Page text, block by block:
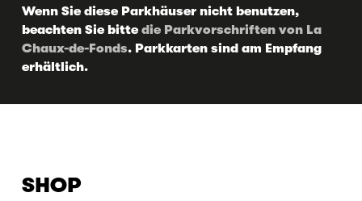
Wenn Sie diese Parkhäuser nicht benutzen,
beachten Sie bittedie Parkvorschriften von La
Chaux-de-Fonds. Parkkarten sind am Empfang
erhältlich.
SHOP